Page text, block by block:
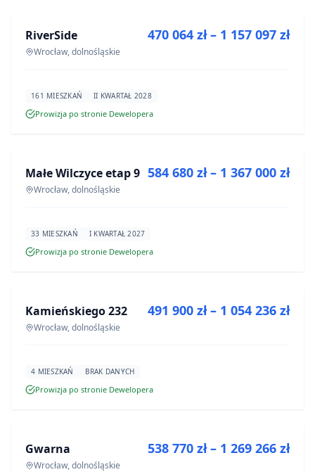
INWESTYCJA
RiverSide
Wrocław, dolnośląskie
470 064 zł – 1 157 097 zł
161 MIESZKAŃ II KWARTAŁ 2028
Prowizja po stronie Dewelopera
INWESTYCJA
Małe Wilczyce etap 9
Wrocław, dolnośląskie
584 680 zł – 1 367 000 zł
33 MIESZKAŃ I KWARTAŁ 2027
Prowizja po stronie Dewelopera
INWESTYCJA
Kamieńskiego 232
Wrocław, dolnośląskie
491 900 zł – 1 054 236 zł
4 MIESZKAŃ BRAK DANYCH
Prowizja po stronie Dewelopera
INWESTYCJA
Gwarna
Wrocław, dolnośląskie
538 770 zł – 1 269 266 zł